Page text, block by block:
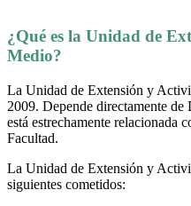
¿Qué es la Unidad de
Medio?
La Unidad de Extensión y
2009. Depende directamente
está estrechamente relacionada
Facultad.
La Unidad de Extensión y
siguientes cometidos: